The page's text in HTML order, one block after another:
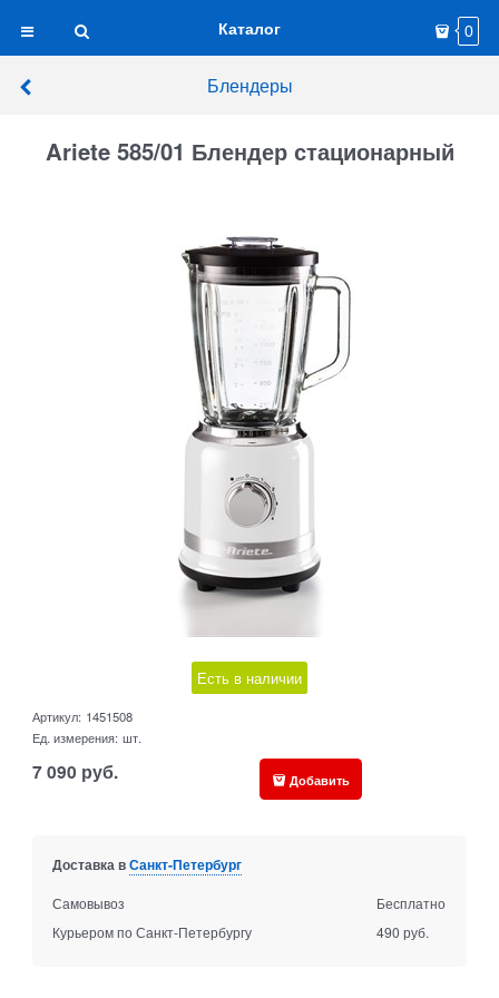
Каталог 0
Блендеры
Ariete 585/01 Блендер стационарный
Есть в наличии
Артикул: 1451508
Ед. измерения: шт.
7 090 руб. Добавить
Доставка вСанкт-Петербург
Самовывоз
Бесплатно
Курьером по Санкт-Петербургу
490 руб.